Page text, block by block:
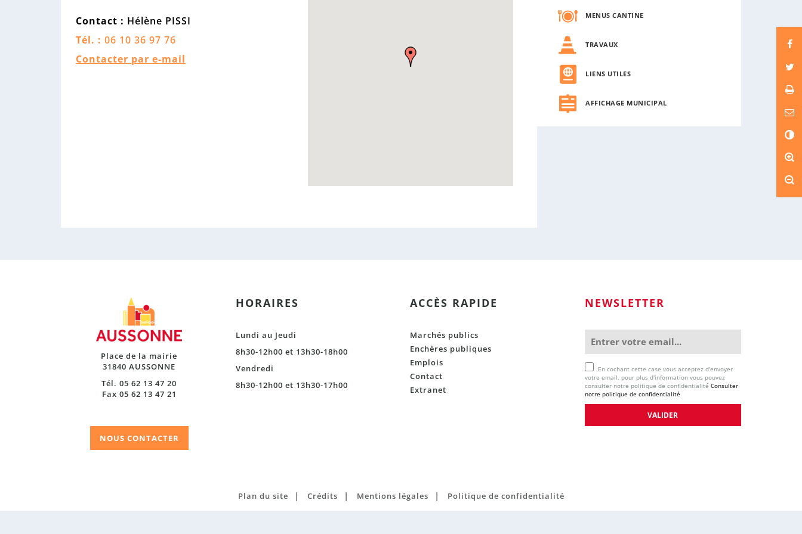
Contact : Hélène PISSI
Tél. : 06 10 36 97 76
Contacter par e-mail
MENUS CANTINE
TRAVAUX
LIENS UTILES
AFFICHAGE MUNICIPAL
Place de la mairie
31840 AUSSONNE
Tél. 05 62 13 47 20
Fax 05 62 13 47 21
NOUS CONTACTER
HORAIRES
Lundi au Jeudi
8h30-12h00 et 13h30-18h00
Vendredi
8h30-12h00 et 13h30-17h00
ACCÈS RAPIDE
Marchés publics
Enchères publiques
Emplois
Contact
Extranet
NEWSLETTER
En cochant cette case vous acceptez d'envoyer
votre email, pour plus d'information vous pouvez
consulter notre politique de confidentialité Consulter
notre politique de confidentialité
Plan du site | Crédits | Mentions légales | Politique de confidentialité